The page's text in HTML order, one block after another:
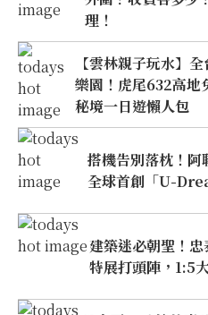
理！
【雲林親子玩水】
樂園！虎尾632高地
秘境一日遊懶人包
搭機告別落枕！阿
全球首創「U-
建築迷必朝聖！
特展打頭陣，1:5